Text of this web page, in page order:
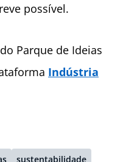
possível.
Parque de Ideias
Indústria
sustentabilidade